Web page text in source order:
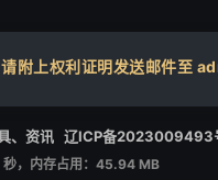
附上权利证明发送邮件
、资讯 辽ICP备2023009493
，内存占用：45.94 MB